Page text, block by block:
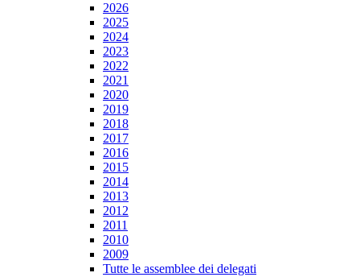
2026
2025
2024
2023
2022
2021
2020
2019
2018
2017
2016
2015
2014
2013
2012
2011
2010
2009
Tutte le assemblee dei delegati